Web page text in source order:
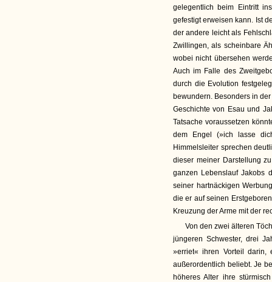
gelegentlich beim Eintritt
gefestigt erweisen kann. Ist
der andere leicht als
Zwillingen, als scheinbare
wobei nicht übersehen
Auch im Falle des
durch die Evolution
bewundern. Besonders in
Geschichte von Esau und
Tatsache voraussetzen
dem Engel (»ich lasse
Himmelsleiter sprechen
dieser meiner Darstellung
ganzen Lebenslauf Jakobs
seiner hartnäckigen
die er auf seinen
Kreuzung der Arme mit der
Von den zwei älteren
jüngeren Schwester, drei
»erriet« ihren Vorteil darin,
außerordentlich beliebt. Je
höheres Alter ihre